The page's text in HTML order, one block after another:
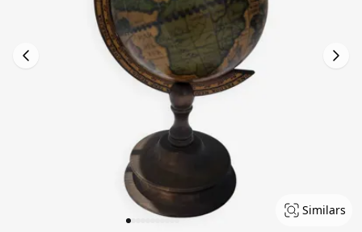
Similars